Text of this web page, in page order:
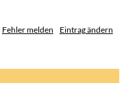
Fehler melden Eintrag ändern